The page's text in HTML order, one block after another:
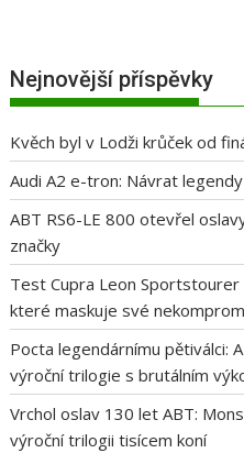
Nejnovější příspěvky
Kvěch byl v Lodži krůček od
Audi A2 e-tron: Návrat
ABT RS6-LE 800 otevřel
značky
Test Cupra Leon Sportstourer
které maskuje své
Pocta legendárnímu pětiválci:
výroční trilogie s brutálním
Vrchol oslav 130 let ABT:
výroční trilogii tisícem koní